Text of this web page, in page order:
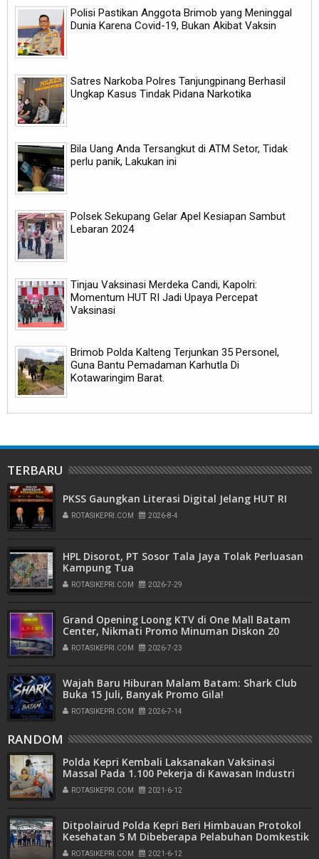
Polisi Pastikan Anggota Brimob yang Meninggal
Dunia Karena Covid-19, Bukan Akibat Vaksin
Satres Narkoba Polres Tanjungpinang Berhasil
Ungkap Kasus Tindak Pidana Narkotika
Bila Uang Anda Tersangkut di ATM Setor, Tidak
perlu panik, Lakukan ini
Polsek Sekupang Gelar Apel Kesiapan Sambut
Lebaran 2024
Tinjau Vaksinasi Merdeka Candi, Kapolri:
Momentum HUT RI Jadi Upaya Percepat
Vaksinasi
Brimob Polda Kalteng Terjunkan 35 Personel,
Guna Bantu Pemadaman Karhutla Di
Kotawaringim Barat.
TERBARU
PKSS Gaungkan Literasi Digital Jelang HUT RI
ROTASIKEPRI.COM 2026-8-4
HPL Disorot, PT Sosor Tala Jaya Tolak Perluasan
Kampung Tua
ROTASIKEPRI.COM 2026-7-29
Grand Opening Loong KTV di One Mall Batam
Center, Nikmati Promo Minuman Diskon 20
Persen
ROTASIKEPRI.COM 2026-7-23
Wajah Baru Hiburan Malam Batam: Shark Club
Buka 15 Juli, Banyak Promo Gila!
ROTASIKEPRI.COM 2026-7-14
RANDOM
Polda Kepri Kembali Laksanakan Vaksinasi
Massal Pada 1.100 Pekerja di Kawasan Industri
Muka Kuning
ROTASIKEPRI.COM 2021-6-12
Ditpolairud Polda Kepri Beri Himbauan Protokol
Kesehatan 5 M Dibeberapa Pelabuhan Domkestik
Provinsi Kepri
ROTASIKEPRI.COM 2021-6-12